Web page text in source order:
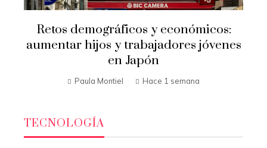
Retos demográficos y económicos:
aumentar hijos y trabajadores jóvenes
en Japón
Paula Montiel Hace 1 semana
TECNOLOGÍA